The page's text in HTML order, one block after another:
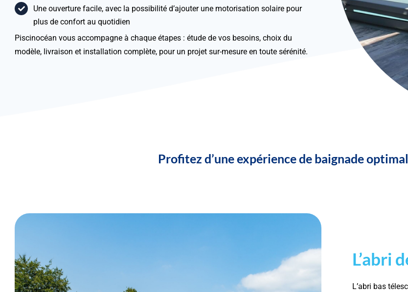
Une ouverture facile, avec la possibilité d’ajouter une motorisation solaire pour
plus de confort au quotidien
Piscinocéan vous accompagne à chaque étapes : étude de vos besoins, choix du
modèle, livraison et installation complète, pour un projet sur-mesure en toute sérénité.
Profitez d’une expérience de baignade
L’abri
L’abri bas